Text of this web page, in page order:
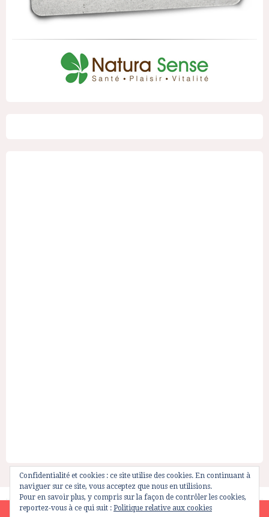
Confidentialité et cookies : ce site utilise des cookies. En continuant à
naviguer sur ce site, vous acceptez que nous en utilisions.
Pour en savoir plus, y compris sur la façon de contrôler les cookies,
reportez-vous à ce qui suit : Politique relative aux cookies